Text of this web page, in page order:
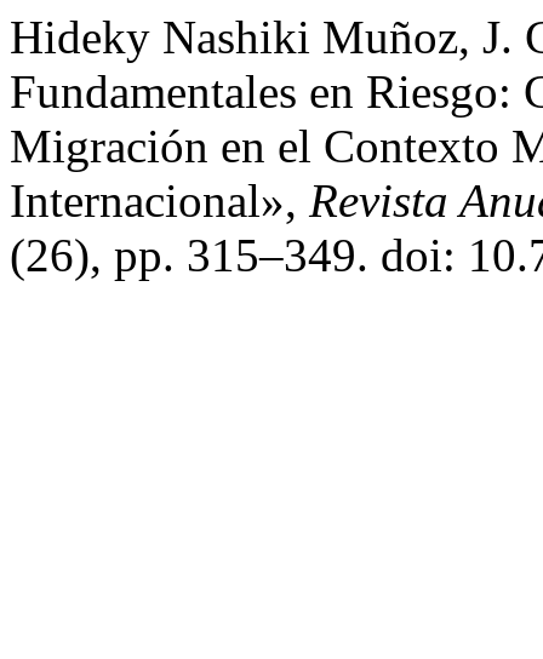
Hideky Nashiki Muñoz, J.
Fundamentales en
Migración en el Contexto
Internacional», Revista
(26), pp. 315–349. doi: